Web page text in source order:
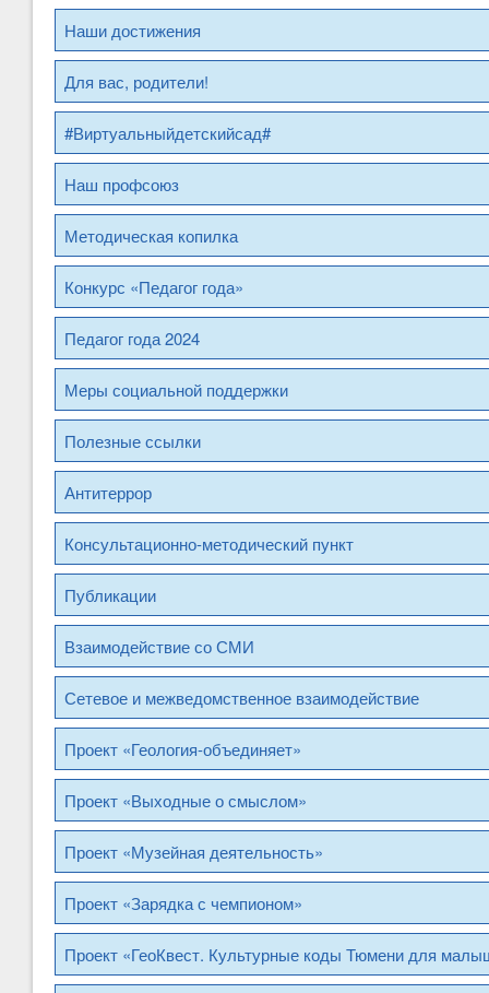
Наши достижения
Для вас, родители!
#Виртуальныйдетскийсад#
Наш профсоюз
Методическая копилка
Конкурс «Педагог года»
Педагог года 2024
Меры социальной поддержки
Полезные ссылки
Антитеррор
Консультационно-методический пункт
Публикации
Взаимодействие со СМИ
Сетевое и межведомственное взаимодействие
Проект «Геология-объединяет»
Проект «Выходные о смыслом»
Проект «Музейная деятельность»
Проект «Зарядка с чемпионом»
Проект «ГеоКвест. Культурные коды Тюмени для